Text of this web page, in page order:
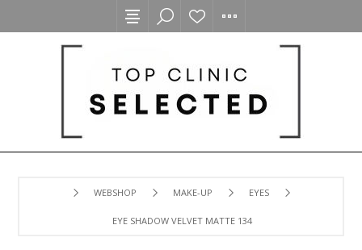
WEBSHOP MAKE-UP EYES
EYE SHADOW VELVET MATTE 134 FRIAR BROWN